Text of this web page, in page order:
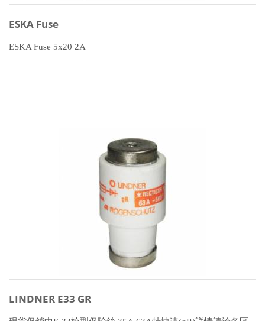
ESKA Fuse
ESKA Fuse 5x20 2A
LINDNER E33 GR